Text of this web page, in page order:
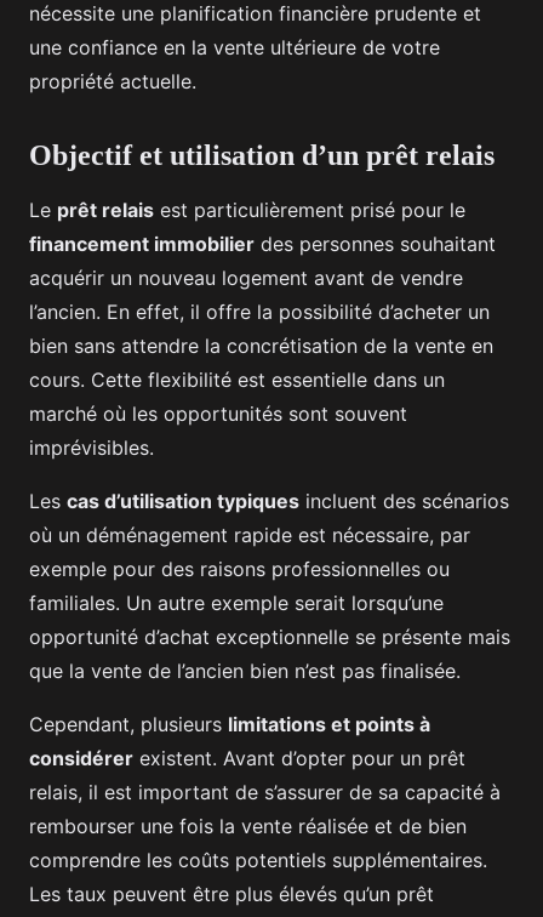
nécessite une planification financière prudente et
une confiance en la vente ultérieure de votre
propriété actuelle.
Objectif et utilisation d’un prêt relais
Le prêt relais est particulièrement prisé pour le
financement immobilier des personnes souhaitant
acquérir un nouveau logement avant de vendre
l’ancien. En effet, il offre la possibilité d’acheter un
bien sans attendre la concrétisation de la vente en
cours. Cette flexibilité est essentielle dans un
marché où les opportunités sont souvent
imprévisibles.
Les cas d’utilisation typiques incluent des scénarios
où un déménagement rapide est nécessaire, par
exemple pour des raisons professionnelles ou
familiales. Un autre exemple serait lorsqu’une
opportunité d’achat exceptionnelle se présente mais
que la vente de l’ancien bien n’est pas finalisée.
Cependant, plusieurs limitations et points à
considérer existent. Avant d’opter pour un prêt
relais, il est important de s’assurer de sa capacité à
rembourser une fois la vente réalisée et de bien
comprendre les coûts potentiels supplémentaires.
Les taux peuvent être plus élevés qu’un prêt